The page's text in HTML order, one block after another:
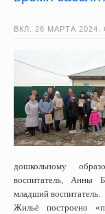
ВКЛ. 26 МАРТА 2024
дошкольному
воспитатель, Анны
младший воспитатель.
Жильё построено